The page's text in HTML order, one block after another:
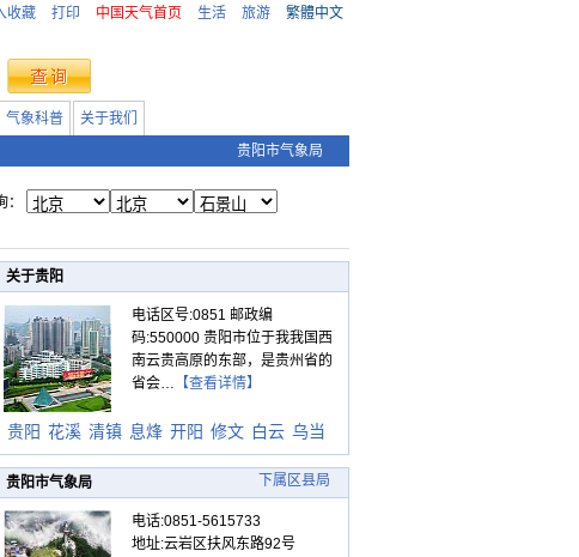
收藏 打印 中国天气首页 生活 旅游
繁體中文
气象科普
关于我们
贵阳市气象局
关于贵阳
电话区号:0851 邮政编
码:550000 贵阳市位于我我国西
南云贵高原的东部，是贵州省的
省会… 【查看详情】
贵阳 花溪 清镇 息烽 开阳 修文 白云 乌当
贵阳市气象局 下属区县局
电话:0851-5615733
地址:云岩区扶风东路92号